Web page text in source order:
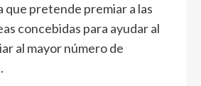
que pretende premiar a las
concebidas para ayudar al
al mayor número de